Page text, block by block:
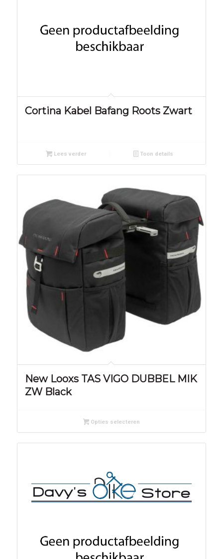
Cortina Kabel Bafang Roots Zwart
Lees verder Toon details
New Looxs TAS VIGO DUBBEL MIK
ZW Black
Opties selecteren